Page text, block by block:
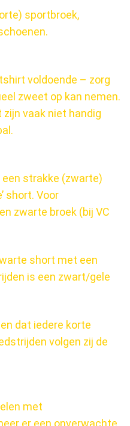
sportbroek,
voldoende – zorg
zweet op kan nemen.
vaak niet handig
strakke (zwarte)
short. Voor
zwarte broek (bij VC
short met een
is een zwart/gele
dat iedere korte
volgen zij de
met
er een onverwachte